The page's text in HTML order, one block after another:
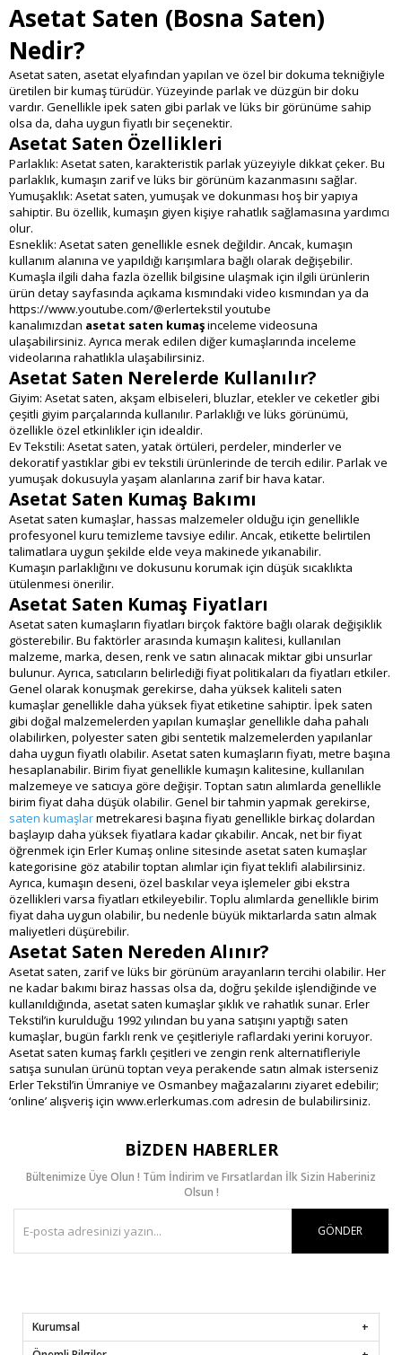
Asetat Saten (Bosna Saten)
Nedir?
Asetat saten, asetat elyafından yapılan ve özel bir dokuma tekniğiyle
üretilen bir kumaş türüdür. Yüzeyinde parlak ve düzgün bir doku
vardır. Genellikle ipek saten gibi parlak ve lüks bir görünüme sahip
olsa da, daha uygun fiyatlı bir seçenektir.
Asetat Saten Özellikleri
Parlaklık: Asetat saten, karakteristik parlak yüzeyiyle dikkat çeker. Bu
parlaklık, kumaşın zarif ve lüks bir görünüm kazanmasını sağlar.
Yumuşaklık: Asetat saten, yumuşak ve dokunması hoş bir yapıya
sahiptir. Bu özellik, kumaşın giyen kişiye rahatlık sağlamasına yardımcı
olur.
Esneklik: Asetat saten genellikle esnek değildir. Ancak, kumaşın
kullanım alanına ve yapıldığı karışımlara bağlı olarak değişebilir.
Kumaşla ilgili daha fazla özellik bilgisine ulaşmak için ilgili ürünlerin
ürün detay sayfasında açıkama kısmındaki video kısmından ya da
https://www.youtube.com/@erlertekstil youtube
kanalımızdan asetat saten kumaşinceleme videosuna
ulaşabilirsiniz. Ayrıca merak edilen diğer kumaşlarında inceleme
videolarına rahatlıkla ulaşabilirsiniz.
Asetat Saten Nerelerde Kullanılır?
Giyim: Asetat saten, akşam elbiseleri, bluzlar, etekler ve ceketler gibi
çeşitli giyim parçalarında kullanılır. Parlaklığı ve lüks görünümü,
özellikle özel etkinlikler için idealdir.
Ev Tekstili: Asetat saten, yatak örtüleri, perdeler, minderler ve
dekoratif yastıklar gibi ev tekstili ürünlerinde de tercih edilir. Parlak ve
yumuşak dokusuyla yaşam alanlarına zarif bir hava katar.
Asetat Saten Kumaş Bakımı
Asetat saten kumaşlar, hassas malzemeler olduğu için genellikle
profesyonel kuru temizleme tavsiye edilir. Ancak, etikette belirtilen
talimatlara uygun şekilde elde veya makinede yıkanabilir.
Kumaşın parlaklığını ve dokusunu korumak için düşük sıcaklıkta
ütülenmesi önerilir.
Asetat Saten Kumaş Fiyatları
Asetat saten kumaşların fiyatları birçok faktöre bağlı olarak değişiklik
gösterebilir. Bu faktörler arasında kumaşın kalitesi, kullanılan
malzeme, marka, desen, renk ve satın alınacak miktar gibi unsurlar
bulunur. Ayrıca, satıcıların belirlediği fiyat politikaları da fiyatları etkiler.
Genel olarak konuşmak gerekirse, daha yüksek kaliteli saten
kumaşlar genellikle daha yüksek fiyat etiketine sahiptir. İpek saten
gibi doğal malzemelerden yapılan kumaşlar genellikle daha pahalı
olabilirken, polyester saten gibi sentetik malzemelerden yapılanlar
daha uygun fiyatlı olabilir. Asetat saten kumaşların fiyatı, metre başına
hesaplanabilir. Birim fiyat genellikle kumaşın kalitesine, kullanılan
malzemeye ve satıcıya göre değişir. Toptan satın alımlarda genellikle
birim fiyat daha düşük olabilir. Genel bir tahmin yapmak gerekirse,
saten kumaşlarmetrekaresi başına fiyatı genellikle birkaç dolardan
başlayıp daha yüksek fiyatlara kadar çıkabilir. Ancak, net bir fiyat
öğrenmek için Erler Kumaş online sitesinde asetat saten kumaşlar
kategorisine göz atabilir toptan alımlar için fiyat teklifi alabilirsiniz.
Ayrıca, kumaşın deseni, özel baskılar veya işlemeler gibi ekstra
özellikleri varsa fiyatları etkileyebilir. Toplu alımlarda genellikle birim
fiyat daha uygun olabilir, bu nedenle büyük miktarlarda satın almak
maliyetleri düşürebilir.
Asetat Saten Nereden Alınır?
Asetat saten, zarif ve lüks bir görünüm arayanların tercihi olabilir. Her
ne kadar bakımı biraz hassas olsa da, doğru şekilde işlendiğinde ve
kullanıldığında, asetat saten kumaşlar şıklık ve rahatlık sunar. Erler
Tekstil’in kurulduğu 1992 yılından bu yana satışını yaptığı saten
kumaşlar, bugün farklı renk ve çeşitleriyle raflardaki yerini koruyor.
Asetat saten kumaş farklı çeşitleri ve zengin renk alternatifleriyle
satışa sunulan ürünü toptan veya perakende satın almak isterseniz
Erler Tekstil’in Ümraniye ve Osmanbey mağazalarını ziyaret edebilir;
‘online’ alışveriş için www.erlerkumas.com adresin de bulabilirsiniz.
BIZDEN HABERLER
Bültenimize Üye Olun ! Tüm İndirim ve Fırsatlardan İlk Sizin Haberiniz
Olsun !
GÖNDER
Kurumsal